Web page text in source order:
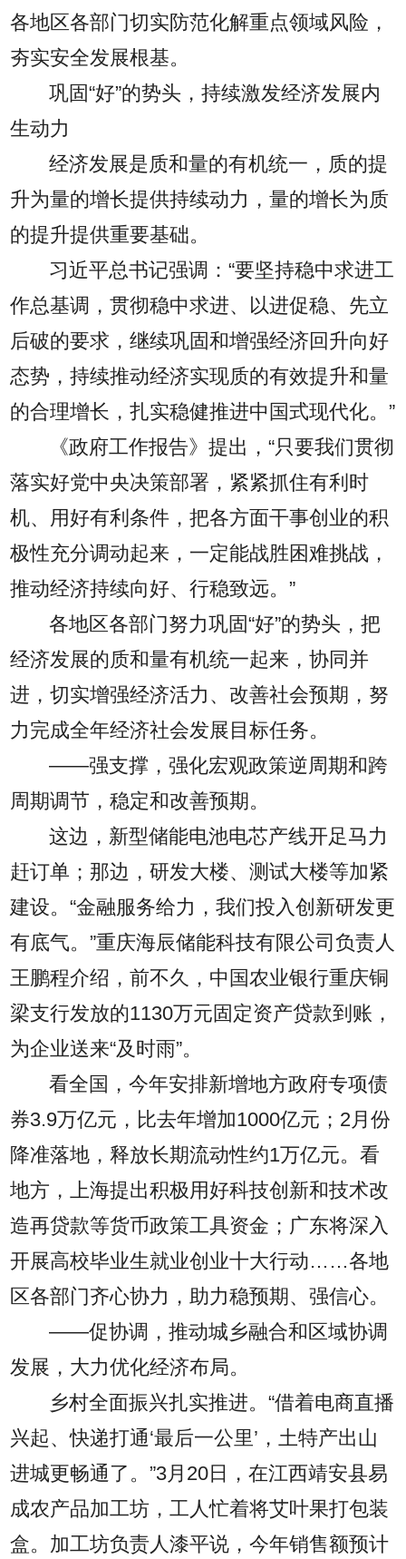
各地区各部门切实防范化解重点领域风险，
夯实安全发展根基。
巩固“好”的势头，持续激发经济发展内
生动力
经济发展是质和量的有机统一，质的提
升为量的增长提供持续动力，量的增长为质
的提升提供重要基础。
习近平总书记强调：“要坚持稳中求进工
作总基调，贯彻稳中求进、以进促稳、先立
后破的要求，继续巩固和增强经济回升向好
态势，持续推动经济实现质的有效提升和量
的合理增长，扎实稳健推进中国式现代化。”
《政府工作报告》提出，“只要我们贯彻
落实好党中央决策部署，紧紧抓住有利时
机、用好有利条件，把各方面干事创业的积
极性充分调动起来，一定能战胜困难挑战，
推动经济持续向好、行稳致远。”
各地区各部门努力巩固“好”的势头，把
经济发展的质和量有机统一起来，协同并
进，切实增强经济活力、改善社会预期，努
力完成全年经济社会发展目标任务。
——强支撑，强化宏观政策逆周期和跨
周期调节，稳定和改善预期。
这边，新型储能电池电芯产线开足马力
赶订单；那边，研发大楼、测试大楼等加紧
建设。“金融服务给力，我们投入创新研发更
有底气。”重庆海辰储能科技有限公司负责人
王鹏程介绍，前不久，中国农业银行重庆铜
梁支行发放的1130万元固定资产贷款到账，
为企业送来“及时雨”。
看全国，今年安排新增地方政府专项债
券3.9万亿元，比去年增加1000亿元；2月份
降准落地，释放长期流动性约1万亿元。看
地方，上海提出积极用好科技创新和技术改
造再贷款等货币政策工具资金；广东将深入
开展高校毕业生就业创业十大行动……各地
区各部门齐心协力，助力稳预期、强信心。
——促协调，推动城乡融合和区域协调
发展，大力优化经济布局。
乡村全面振兴扎实推进。“借着电商直播
兴起、快递打通‘最后一公里’，土特产出山
进城更畅通了。”3月20日，在江西靖安县易
成农产品加工坊，工人忙着将艾叶果打包装
盒。加工坊负责人漆平说，今年销售额预计